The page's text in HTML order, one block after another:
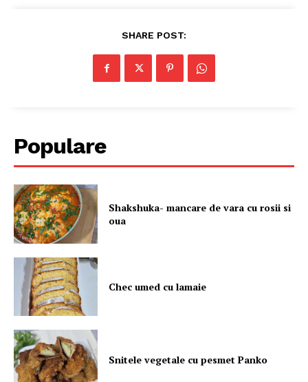
SHARE POST:
Populare
Shakshuka- mancare de vara cu rosii si
oua
Chec umed cu lamaie
Snitele vegetale cu pesmet Panko